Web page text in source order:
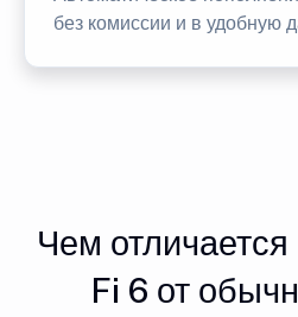
без комиссии и в удобную
Чем
Fi 6 от